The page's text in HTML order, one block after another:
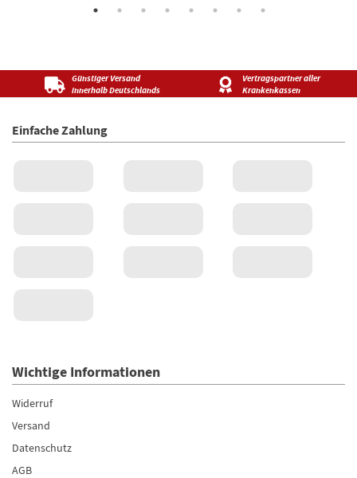
Günstiger Versand
innerhalb Deutschlands
Vertragspartner aller
Krankenkassen
Einfache Zahlung
Wichtige Informationen
Widerruf
Versand
Datenschutz
AGB